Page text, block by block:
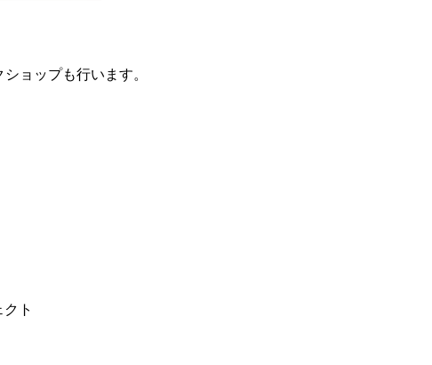
ョップも行います。
ト